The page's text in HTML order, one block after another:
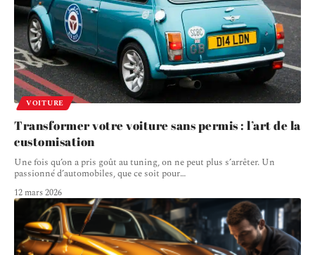
VOITURE
Transformer votre voiture sans permis : l’art de la
customisation
Une fois qu’on a pris goût au tuning, on ne peut plus s’arrêter. Un
passionné d’automobiles, que ce soit pour…
12 mars 2026